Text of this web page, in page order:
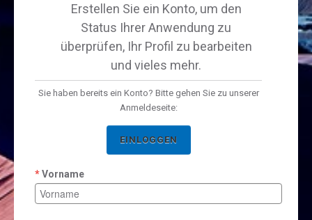
Erstellen Sie ein Konto, um den
Status Ihrer Anwendung zu
überprüfen, Ihr Profil zu bearbeiten
und vieles mehr.
Sie haben bereits ein Konto? Bitte gehen Sie zu unserer
Anmeldeseite:
EINLOGGEN
Vorname